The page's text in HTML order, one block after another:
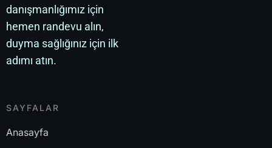
danışmanlığımız için
hemen randevu alın,
duyma sağlığınız için ilk
adımı atın.
SAYFALAR
Anasayfa